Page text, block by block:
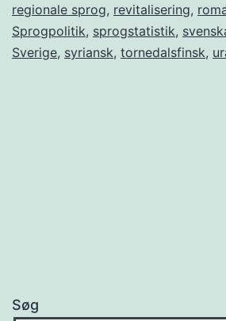
regionale sprog, revitalisering,
Sprogpolitik, sprogstatistik,
Sverige, syriansk, tornedalsfinsk,
Søg